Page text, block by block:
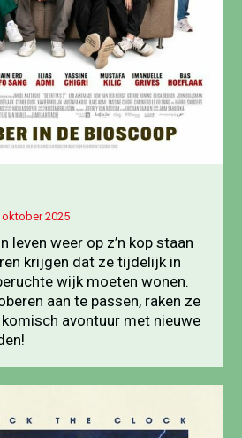
oktober 2025
leven weer op z’n kop staan
krijgen dat ze tijdelijk in
wijk moeten wonen.
aan te passen, raken ze
avontuur met nieuwe